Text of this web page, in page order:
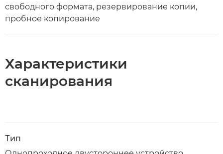
свободного формата, резервирование копии,
пробное копирование
Характеристики
сканирования
Тип